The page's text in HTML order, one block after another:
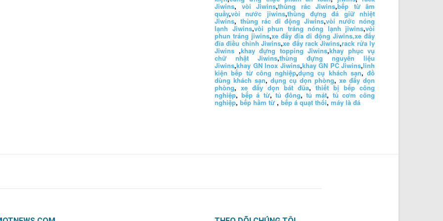
Jiwins,vòi Jiwins,thùng rác Jiwins,bếp từ âm
quầy,vòi nước jiwins,thùng đựng đá giữ nhiệt
Jiwins, thùng rác di động Jiwins,vòi nước nóng
lạnh Jiwins,vòi phun tráng nóng lạnh jiwins,vòi
phun tráng jiwins,xe đẩy đĩa di động Jiwins,xe đẩy
đĩa điều chỉnh Jiwins,xe đẩy rack Jiwins,rack rửa ly
Jiwins ,khay đựng topping Jiwins,khay phục vụ
chữ nhật Jiwins,thùng đựng nguyên liệu
Jiwins,khay GN Inox Jiwins,khay GN PC Jiwins,linh
kiện bếp từ công nghiệp,dụng cụ khách sạn, đồ
dùng khách sạn,dụng cụ dọn phòng, xe đẩy dọn
phòng, xe đẩy dọn bát đũa,thiết bị bếp công
nghiệp,bếp á từ,tủ đông,tủ mát, tủ cơm công
nghiệp, bếp hầm từ , bếp á quạt thổi, máy là đá